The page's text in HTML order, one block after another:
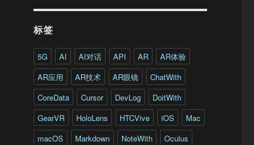
标签
5G AI AI对话 API AR
AR体验
AR应用
AR技术 AR眼镜
ChatWith
CoreData
Cursor DevLog
DoitWith
GearVR
HoloLens HTCVive iOS
Mac
macOS
Markdown NoteWith
Oculus